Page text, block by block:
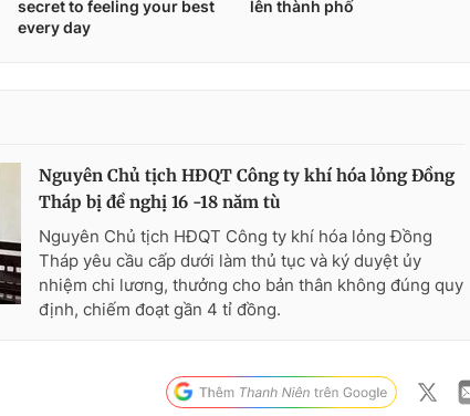
Nguyên Chủ tịch HĐQT Công ty khí hóa lỏng Đồng
Tháp bị đề nghị 16 -18 năm tù
Nguyên Chủ tịch HĐQT Công ty khí hóa lỏng Đồng
Tháp yêu cầu cấp dưới làm thủ tục và ký duyệt ủy
nhiệm chi lương, thưởng cho bản thân không đúng quy
định, chiếm đoạt gần 4 tỉ đồng.